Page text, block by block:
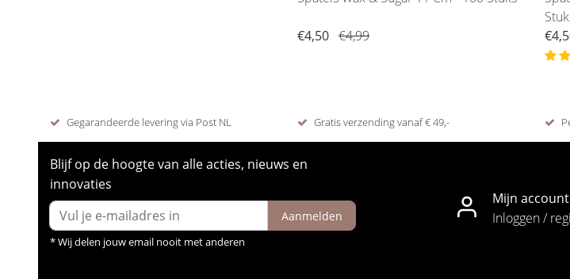
€4,50 €4,99
Gegarandeerde levering via Post NL Gratis verzending vanaf € 49,-
Blijf op de hoogte van alle acties, nieuws en
innovaties
Aanmelden
* Wij delen jouw email nooit met anderen
Mijn account
Inloggen /